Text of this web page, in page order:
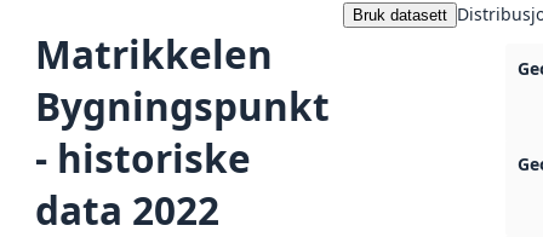
Matrikkelen
Bygningspunkt
- historiske
data 2022
Bruk datasett